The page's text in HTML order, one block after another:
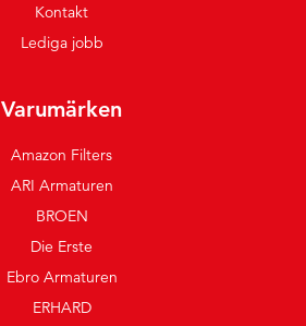
Kontakt
Lediga jobb
Varumärken
Amazon Filters
ARI Armaturen
BROEN
Die Erste
Ebro Armaturen
ERHARD